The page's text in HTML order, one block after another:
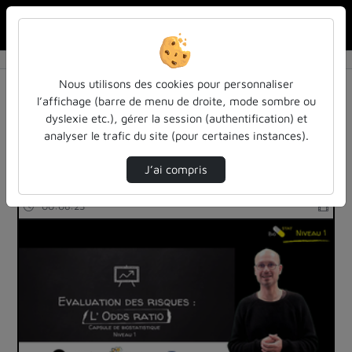
Résultats de la recherche
Filtres actifs (cliquer pour en retirer) :
cours-formations
biostat-niveau-1 biostats
00:08:23
Nous utilisons des cookies pour personnaliser
l’affichage (barre de menu de droite, mode sombre ou
dyslexie etc.), gérer la session (authentification) et
analyser le trafic du site (pour certaines instances).
J’ai compris